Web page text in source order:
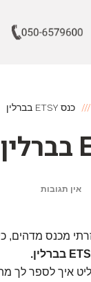
כנס ETSY בברלין
אין תגובות
מכנס מדהים,
איך לספר לך